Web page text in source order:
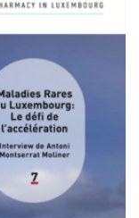
la cognition
réversibles
soutenir les